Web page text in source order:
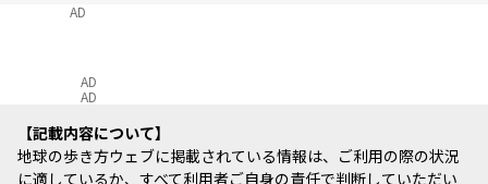
AD
AD
AD
記載内容について
地球の歩き方ウェブに掲載されている情報は、ご利用の際の状況
に適しているか、すべて利用者ご自身の責任で判断していただい